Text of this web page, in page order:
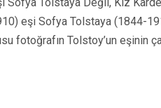
eşi Sofya Tolstaya (1844-
fotoğrafın Tolstoy’un eşinin